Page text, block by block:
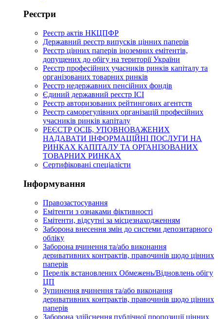
Реєстри
Реєстр актів НКЦПФР
Державний реєстр випусків цінних паперів
Реєстр цінних паперів іноземних емітентів,
допущених до обігу на території України
Реєстр професійних учасників ринків капіталу та
організованих товарних ринків
Реєстр недержавних пенсійних фондів
Єдиний державний реєстр ІСІ
Реєстр авторизованих рейтингових агентств
Реєстр саморегулівних організацій професійних
учасників ринків капіталу
РЕЄСТР ОСІБ, УПОВНОВАЖЕНИХ
НАДАВАТИ ІНФОРМАЦІЙНІ ПОСЛУГИ НА
РИНКАХ КАПІТАЛУ ТА ОРГАНІЗОВАНИХ
ТОВАРНИХ РИНКАХ
Сертифіковані спеціалісти
Інформування
Правозастосування
Емітенти з ознаками фіктивності
Eмітенти, відсутні за місцезнаходженням
Заборона внесення змін до системи депозитарного
обліку
Заборона вчинення та/або виконання
деривативних контрактів, правочинів щодо цінних
паперів
Перелік встановлених Обмежень/Відновлень обігу
ЦП
Зупинення вчинення та/або виконання
деривативних контрактів, правочинів щодо цінних
паперів
Заборона здійснення публічної пропозиції цінних